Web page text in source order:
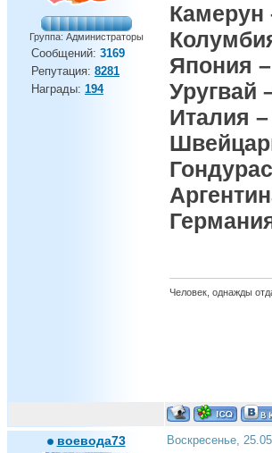
Группа: Администраторы
Сообщений: 3169
Репутация: 8281
Награды: 194
Камерун
Япония
Уругвай
Италия
Человек, однажды
воевода73 Воскресенье,